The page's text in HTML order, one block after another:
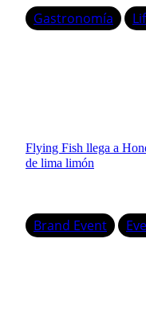
Gastronomía
Flying Fish llega a
de lima limón
Brand Event